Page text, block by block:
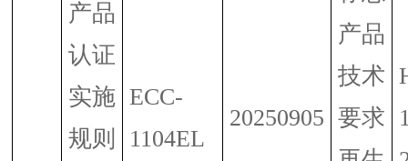
产品
认证
实施
规则
ECC-
1104EL
20250905
产品
技术
要求